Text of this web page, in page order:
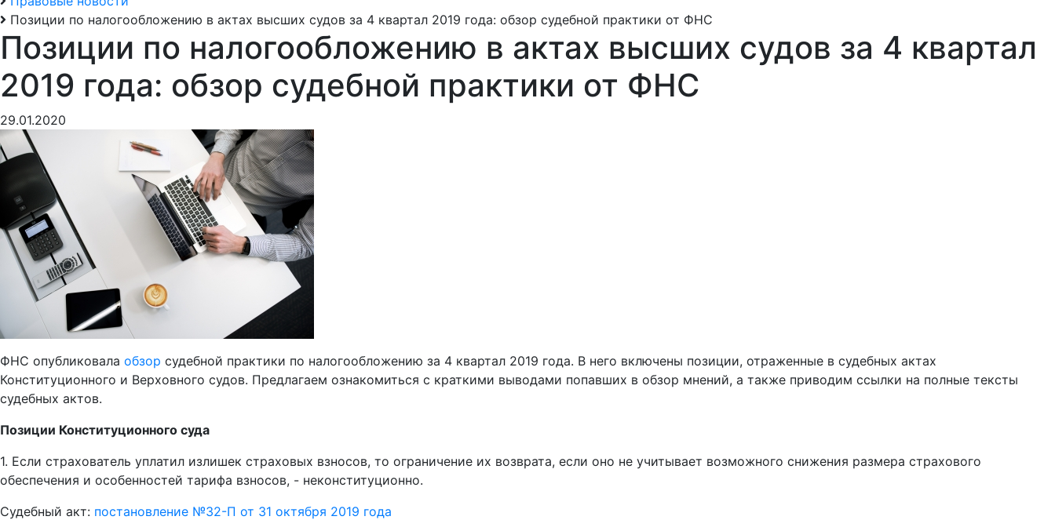
Позиции по налогообложению в актах высших судов за 4 квартал 2019 года: обзор судебной практики от ФНС
Позиции по налогообложению в актах высших судов за 4 квартал
2019 года: обзор судебной практики от ФНС
29.01.2020
ФНС опубликовала обзор судебной практики по налогообложению за 4 квартал 2019 года. В него включены позиции, отраженные в судебных актах
Конституционного и Верховного судов. Предлагаем ознакомиться с краткими выводами попавших в обзор мнений, а также приводим ссылки на полные тексты
судебных актов.
Позиции Конституционного суда
1. Если страхователь уплатил излишек страховых взносов, то ограничение их возврата, если оно не учитывает возможного снижения размера страхового
обеспечения и особенностей тарифа взносов, - неконституционно.
Судебный акт: постановление №32-П от 31 октября 2019 года